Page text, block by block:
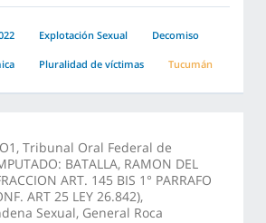
Explotación Sexual Decomiso
Pluralidad de víctimas Tucumán
Tribunal Oral Federal de
BATALLA, RAMON DEL
ART. 145 BIS 1° PARRAFO
ART 25 LEY 26.842),
Sexual, General Roca